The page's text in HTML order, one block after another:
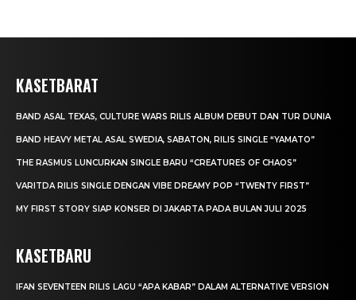
KASETBARAT
BAND ASAL TEXAS, CULTURE WARS RILIS ALBUM DEBUT DAN TUR DUNIA
BAND HEAVY METAL ASAL SWEDIA, SABATON, RILIS SINGLE “YAMATO”
THE RASMUS LUNCURKAN SINGLE BARU “CREATURES OF CHAOS”
VARITDA RILIS SINGLE DENGAN VIBE DREAMY POP “TWENTY FIRST”
MY FIRST STORY SIAP KONSER DI JAKARTA PADA BULAN JULI 2025
KASETBARU
IFAN SEVENTEEN RILIS LAGU “APA KABAR” DALAM ALTERNATIVE VERSION